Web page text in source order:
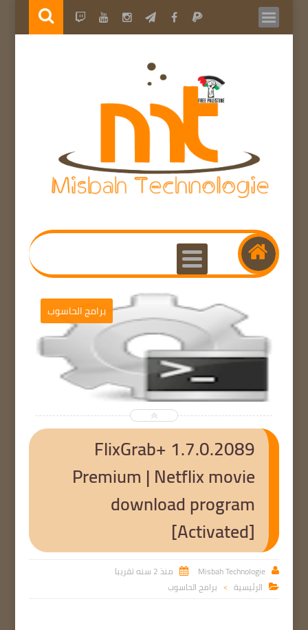
برامج الحاسوب
FlixGrab+ 1.7.0.2089
Premium | Netflix movie
download program
[Activated]

Misbah Technologie
 منذ 2 سنه تقريبا
 الرئيسية > برامج الحاسوب